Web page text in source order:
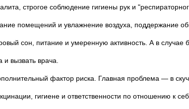
строгое соблюдение гигиены рук и
помещений и увлажнение воздуха, поддержание
сон, питание и умеренную активность. А в случае
вызвать врача.
фактор риска. Главная проблема — в
гигиене и ответственности по отношению к